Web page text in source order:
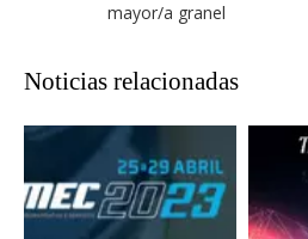
mayor/a granel
Noticias relacionadas